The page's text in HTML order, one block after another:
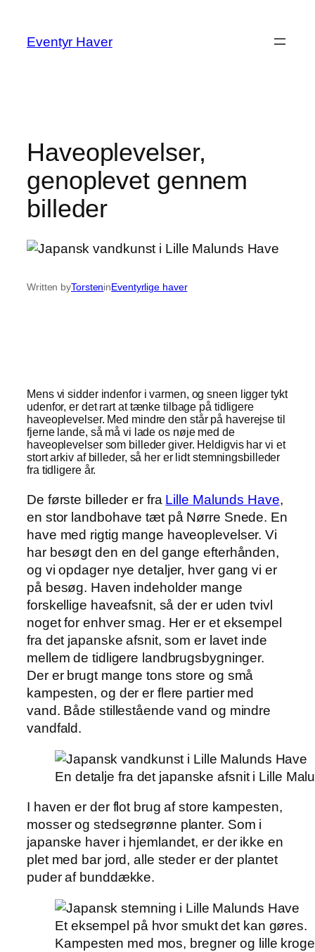
indhold
Eventyr Haver
Haveoplevelser,
genoplevet gennem
billeder
Written byTorsteninEventyrlige haver
Mens vi sidder indenfor i varmen, og sneen ligger tykt
udenfor, er det rart at tænke tilbage på tidligere
haveoplevelser. Med mindre den står på haverejse til
fjerne lande, så må vi lade os nøje med de
haveoplevelser som billeder giver. Heldigvis har vi et
stort arkiv af billeder, så her er lidt stemningsbilleder
fra tidligere år.
De første billeder er fra Lille Malunds Have,
en stor landbohave tæt på Nørre Snede. En
have med rigtig mange haveoplevelser. Vi
har besøgt den en del gange efterhånden,
og vi opdager nye detaljer, hver gang vi er
på besøg. Haven indeholder mange
forskellige haveafsnit, så der er uden tvivl
noget for enhver smag. Her er et eksempel
fra det japanske afsnit, som er lavet inde
mellem de tidligere landbrugsbygninger.
Der er brugt mange tons store og små
kampesten, og der er flere partier med
vand. Både stillestående vand og mindre
vandfald.
En detalje fra det japanske afsnit i Lille
I haven er der flot brug af store kampesten,
mosser og stedsegrønne planter. Som i
japanske haver i hjemlandet, er der ikke en
plet med bar jord, alle steder er der plantet
puder af bunddække.
Et eksempel på hvor smukt det kan gøres.
Kampesten med mos, bregner og lille